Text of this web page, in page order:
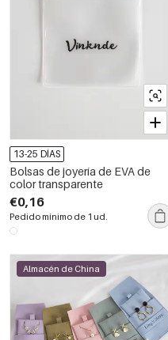
13-25 DÍAS
Bolsas de joyería de EVA de
color transparente
€0,16
Pedido mínimo de 1 ud.
Almacén de China